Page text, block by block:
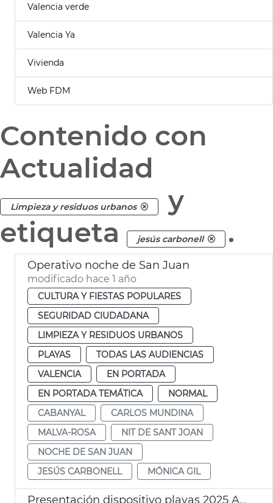
Valencia verde
Valencia Ya
Vivienda
Web FDM
Contenido con
Actualidad
Limpieza y residuos urbanos
y
etiqueta
jesús carbonell .
Operativo noche de San Juan
modificado hace 1 año
CULTURA Y FIESTAS POPULARES
SEGURIDAD CIUDADANA
LIMPIEZA Y RESIDUOS URBANOS
PLAYAS
TODAS LAS AUDIENCIAS
VALENCIA
EN PORTADA
EN PORTADA TEMÁTICA
NORMAL
CABANYAL
CARLOS MUNDINA
MALVA-ROSA
NIT DE SANT JOAN
NOCHE DE SAN JUAN
JESÚS CARBONELL
MÓNICA GIL
Presentación dispositivo playas 2025 Ayuntamiento València